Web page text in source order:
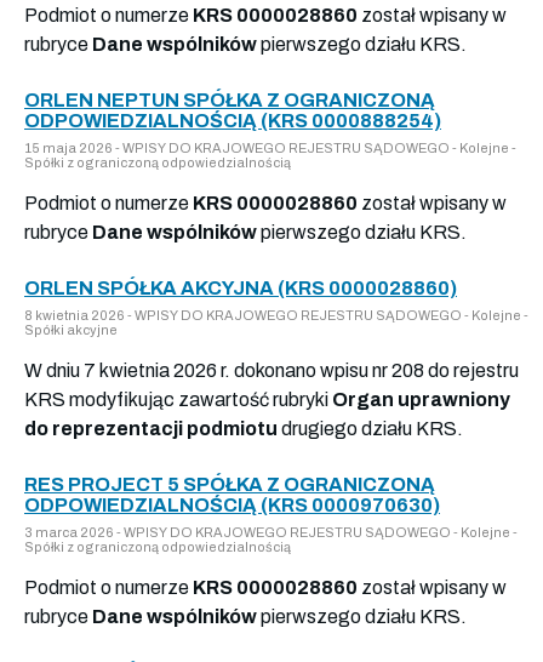
Podmiot o numerze KRS 0000028860 został wpisany w
rubryce Dane wspólnikówpierwszego działu KRS.
ORLEN NEPTUN SPÓŁKA Z OGRANICZONĄ
ODPOWIEDZIALNOŚCIĄ (KRS 0000888254)
15 maja 2026 - WPISY DO KRAJOWEGO REJESTRU SĄDOWEGO - Kolejne -
Spółki z ograniczoną odpowiedzialnością
Podmiot o numerze KRS 0000028860 został wpisany w
rubryce Dane wspólnikówpierwszego działu KRS.
ORLEN SPÓŁKA AKCYJNA (KRS 0000028860)
8 kwietnia 2026 - WPISY DO KRAJOWEGO REJESTRU SĄDOWEGO - Kolejne -
Spółki akcyjne
W dniu 7 kwietnia 2026 r. dokonano wpisu nr 208 do rejestru
KRS modyfikując zawartość rubryki Organ uprawniony
do reprezentacji podmiotu drugiego działu KRS.
RES PROJECT 5 SPÓŁKA Z OGRANICZONĄ
ODPOWIEDZIALNOŚCIĄ (KRS 0000970630)
3 marca 2026 - WPISY DO KRAJOWEGO REJESTRU SĄDOWEGO - Kolejne -
Spółki z ograniczoną odpowiedzialnością
Podmiot o numerze KRS 0000028860 został wpisany w
rubryce Dane wspólnikówpierwszego działu KRS.